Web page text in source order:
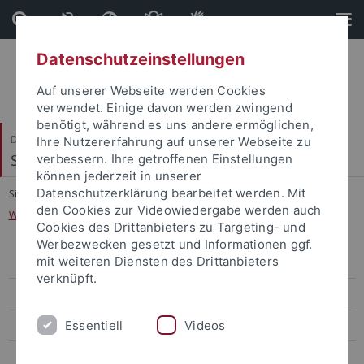
Direkt
zum
Inhalt
Direkt
zur
Fußleiste
Dezernat IV
Studierende
Sie sind hier: Startseite
...
Wirtschafts- und Sozialwissenschaftliche Fächer und Theologien
Studierenden Service Point (SSP)
Zulassung internationaler Studierender
Datenschutzeinstellungen
Auf unserer Webseite werden Cookies
verwendet. Einige davon werden zwingend
benötigt, während es uns andere ermöglichen,
Ihre Nutzererfahrung auf unserer Webseite zu
verbessern. Ihre getroffenen Einstellungen
können jederzeit in unserer
Datenschutzerklärung bearbeitet werden. Mit
den Cookies zur Videowiedergabe werden auch
Cookies des Drittanbieters zu Targeting- und
Werbezwecken gesetzt und Informationen ggf.
mit weiteren Diensten des Drittanbieters
verknüpft.
Essentiell Videos